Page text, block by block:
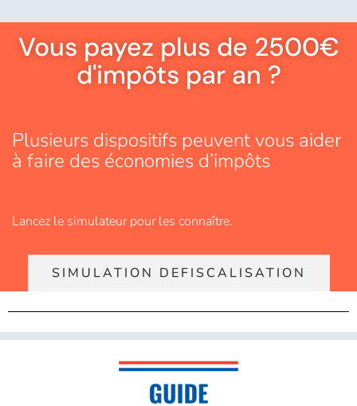
Vous payez plus de 2500€
d'impôts par an ?
Plusieurs dispositifs peuvent vous aider
à faire des économies d’impôts
Lancez le simulateur pour les connaître.
SIMULATION DEFISCALISATION